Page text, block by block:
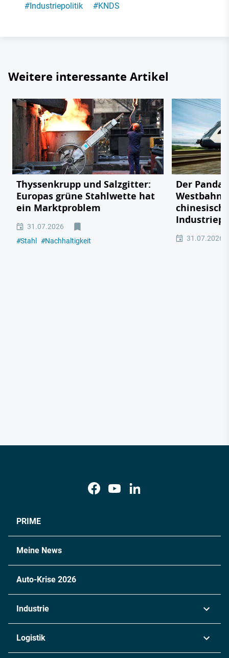
#Industriepolitik #KNDS
Weitere interessante Artikel
Thyssenkrupp und Salzgitter:
Europas grüne Stahlwette hat
ein Marktproblem
31.07.2026
#Stahl #Nachhaltigkeit
Der Panda
31.07.2026
PRIME
Meine News
Auto-Krise 2026
Industrie
Logistik